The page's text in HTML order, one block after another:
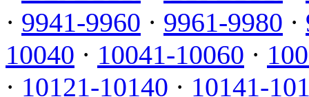
· 9941-9960 · 9961-9980 ·
10040 · 10041-10060 ·
· 10121-10140 · 10141-